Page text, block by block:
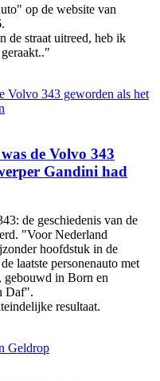
op de website van
de straat uitreed, heb ik
de Volvo 343
Gandini had
de geschiedenis van de
"Voor Nederland
hoofdstuk in de
laatste personenauto met
gebouwd in Born en
Daf".
resultaat.